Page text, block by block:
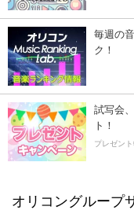
毎週の
ク！
試写会
ト！
プレゼン
オリコングループ